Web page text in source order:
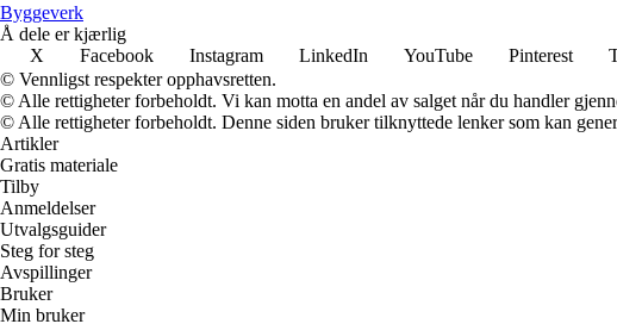
Byggeverk
Å dele er kjærlig
X
Facebook Instagram LinkedIn YouTube Pinterest
© Vennligst respekter opphavsretten.
© Alle rettigheter forbeholdt. Vi kan motta en andel av salget når du handler
© Alle rettigheter forbeholdt. Denne siden bruker tilknyttede lenker som kan
Artikler
Gratis materiale
Tilby
Anmeldelser
Utvalgsguider
Steg for steg
Avspillinger
Bruker
Min bruker